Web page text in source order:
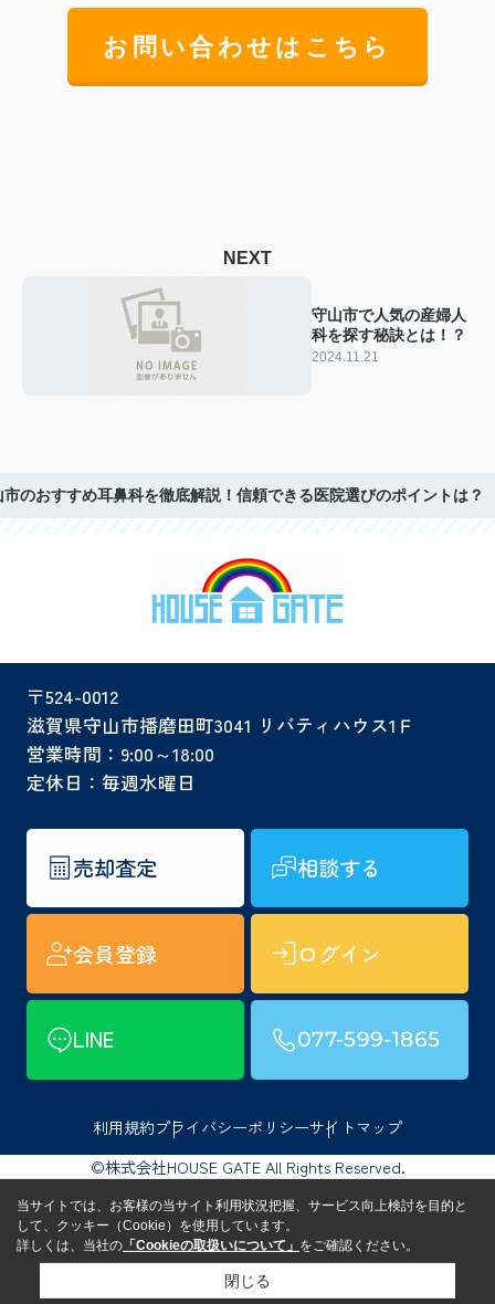
お問い合わせはこちら
NEXT
守山市で人気の産婦人
科を探す秘訣とは！？
2024.11.21
市のおすすめ耳鼻科を徹底解説！信頼できる医院選びのポイントは？
〒524-0012
滋賀県守山市播磨田町3041 リバティハウス1Ｆ
営業時間：9:00～18:00
定休日：毎週水曜日
売却査定 相談する
会員登録 ログイン
LINE 077-599-1865
利用規約プライバシーポリシーサイトマップ
©株式会社HOUSE GATE All Rights Reserved.
当サイトでは、お客様の当サイト利用状況把握、サービス向上検討を目的と
して、クッキー（Cookie）を使用しています。
詳しくは、当社の 「Cookieの取扱いについて」 をご確認ください。
閉じる